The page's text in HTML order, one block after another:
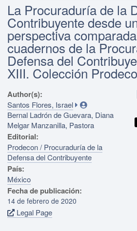
La Procuraduría de la
Contribuyente desde
perspectiva
cuadernos de la
Defensa del
XIII. Colección
Author(s):
Santos Flores, Israel
Bernal Ladrón de Guevara, Diana
Melgar Manzanilla, Pastora
Editorial:
Prodecon / Procuraduría de la
Defensa del Contribuyente
País:
México
Fecha de publicación:
14 de febrero de 2020
Legal Page